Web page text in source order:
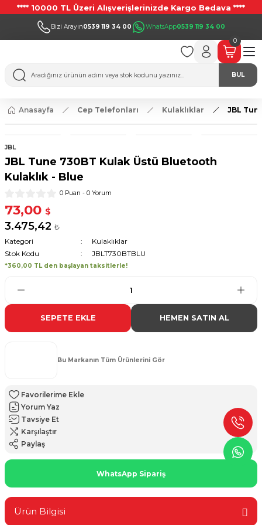
**** 10000 TL Üzeri Alışverişlerinizde Kargo Bedava ****
Bizi Arayın0539 119 34 00 WhatsApp0539 119 34 00
BUL
0
Anasayfa Cep Telefonları Kulaklıklar JBL
JBL
JBL Tune 730BT Kulak Üstü Bluetooth
Kulaklık - Blue
0 Puan - 0 Yorum
73,00 $
3.475,42 ₺
Kategori
Kulaklıklar
Stok Kodu
JBLT730BTBLU
*360,00 TL den başlayan taksitlerle!
SEPETE EKLE HEMEN SATIN AL
Bu Markanın Tüm Ürünlerini Gör
Yorum Yaz
Tavsiye Et
Karşılaştır
Paylaş
WhatsApp Sipariş
Ürün Bilgisi